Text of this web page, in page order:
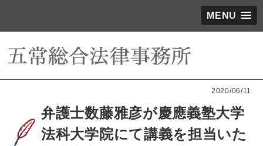
MENU
2020/06/11
弁護士数藤雅彦が慶應義塾大学
法科大学院にて講義を担当いた